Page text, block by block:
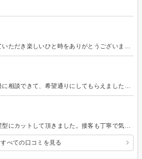
すべての口コミを見る